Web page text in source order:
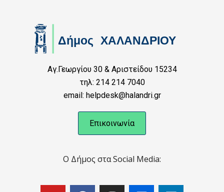
Αγ.Γεωργίου 30 & Αριστείδου 15234
τηλ: 214 214 7040
email: helpdesk@halandri.gr
Επικοινωνία
Ο Δήμος στα Social Media: